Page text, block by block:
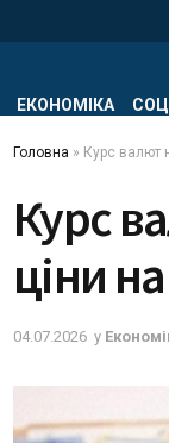
ЕКОНОМІКА
Головна » Курс валют
Курс
ціни
04.07.2026 у